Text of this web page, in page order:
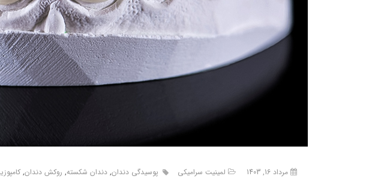
مرداد 16, 1403 لمینیت سرامیکی پوسیدگی دندان, دندان شکسته, روکش دندان,